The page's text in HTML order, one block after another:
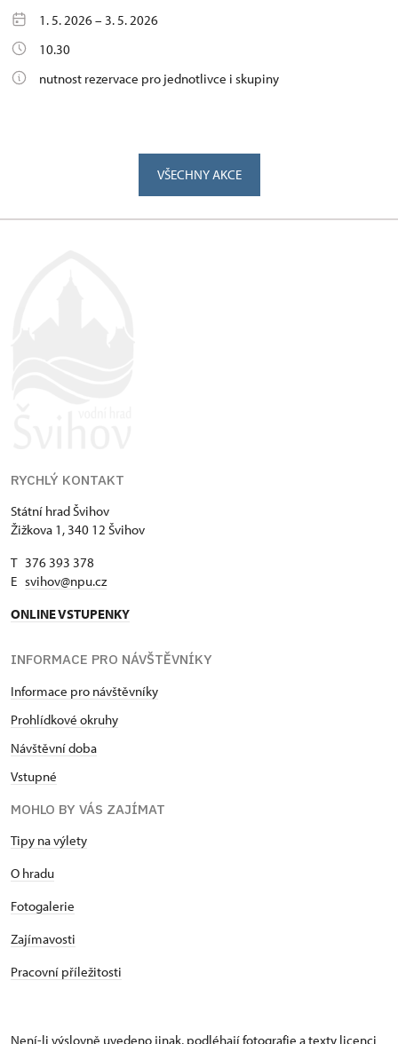
1. 5. 2026 – 3. 5. 2026
10.30
nutnost rezervace pro jednotlivce i skupiny
VŠECHNY AKCE
RYCHLÝ KONTAKT
Státní hrad Švihov
Žižkova 1, 340 12 Švihov
T 376 393 378
E svihov@npu.cz
ONLINE VSTUPENKY
INFORMACE PRO NÁVŠTĚVNÍKY
Informace pro návštěvníky
Prohlídkové okruhy
Návštěvní doba
Vstupné
MOHLO BY VÁS ZAJÍMAT
Tipy na výlety
O hradu
Fotogalerie
Zajímavosti
Pracovní příležitosti
Není-li výslovně uvedeno jinak, podléhají fotografie a texty licenci